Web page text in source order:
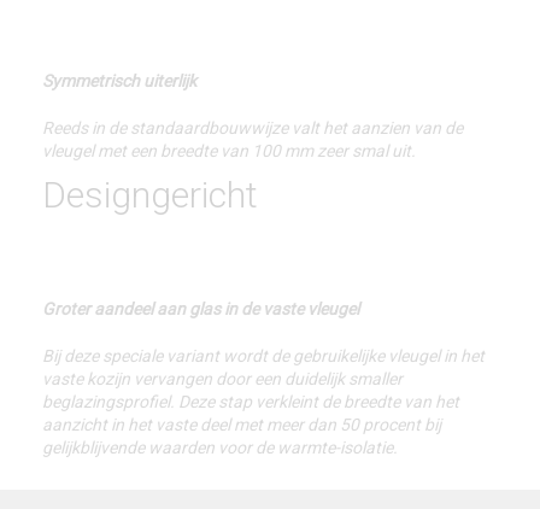
Symmetrisch uiterlijk
Reeds in de standaardbouwwijze valt het aanzien van de
vleugel met een breedte van 100 mm zeer smal uit.
Designgericht
Groter aandeel aan glas in de vaste vleugel
Bij deze speciale variant wordt de gebruikelijke vleugel in het
vaste kozijn vervangen door een duidelijk smaller
beglazingsprofiel. Deze stap verkleint de breedte van het
aanzicht in het vaste deel met meer dan 50 procent bij
gelijkblijvende waarden voor de warmte-isolatie.